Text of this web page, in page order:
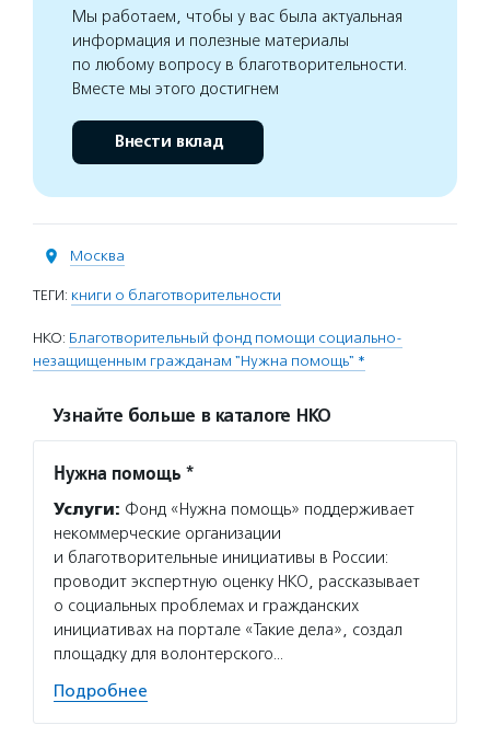
Мы работаем, чтобы у вас была актуальная
информация и полезные материалы
по любому вопросу в благотворительности.
Вместе мы этого достигнем
Внести вклад
Москва
ТЕГИ: книги о благотворительности
НКО: Благотворительный фонд помощи социально-
незащищенным гражданам "Нужна помощь" *
Узнайте больше в каталоге НКО
Нужна помощь *
Услуги: Фонд «Нужна помощь» поддерживает
некоммерческие организации
и благотворительные инициативы в России:
проводит экспертную оценку НКО, рассказывает
о социальных проблемах и гражданских
инициативах на портале «Такие дела», создал
площадку для волонтерского…
Подробнее